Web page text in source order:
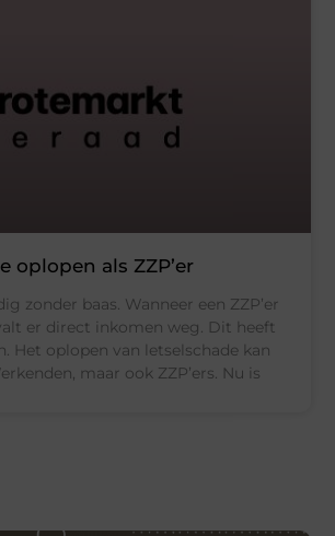
oplopen als ZZP’er
zonder baas. Wanneer een ZZP’er
er direct inkomen weg. Dit heeft
Het oplopen van letselschade kan
maar ook ZZP’ers. Nu is